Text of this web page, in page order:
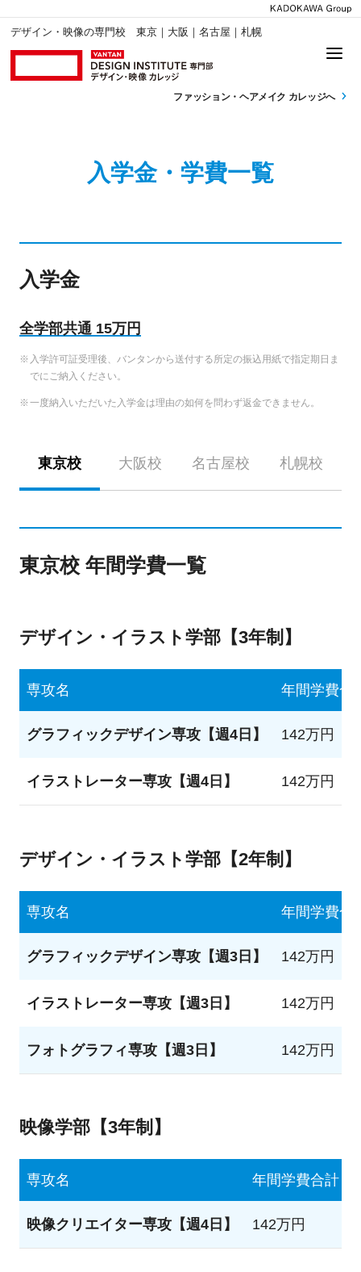
デザイン・映像の専門校 東京｜大阪｜名古屋｜札幌
ファッション・ ヘアメイク カレッジへ
入学金・学費一覧
入学金
全学部共通 15万円
入学許可証受理後、バンタンから送付する所定の振込用紙で指定期日ま
でにご納入ください。
一度納入いただいた入学金は理由の如何を問わず返金できません。
東京校 大阪校 名古屋校 札幌校
東京校 年間学費一覧
デザイン・イラスト学部【3年制】
専攻名 年間学費合
グラフィックデザイン専攻【週4日】 142万円
イラストレーター専攻【週4日】 142万円
デザイン・イラスト学部【2年制】
専攻名 年間学費合
グラフィックデザイン専攻【週3日】 142万円
イラストレーター専攻【週3日】 142万円
フォトグラフィ専攻【週3日】 142万円
映像学部【3年制】
専攻名 年間学費合計
映像クリエイター専攻【週4日】 142万円